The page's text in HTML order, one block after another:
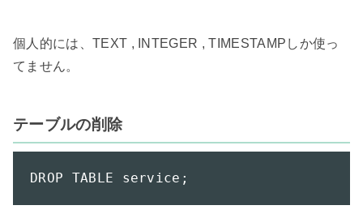
個人的には、TEXT , INTEGER , TIMESTAMPしか使っ
てません。
テーブルの削除
DROP TABLE service;